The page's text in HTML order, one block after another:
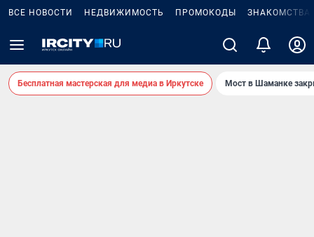
ВСЕ НОВОСТИ НЕДВИЖИМОСТЬ ПРОМОКОДЫ ЗНАКОМСТВА
Бесплатная мастерская для медиа в Иркутске Мост в Шаманке